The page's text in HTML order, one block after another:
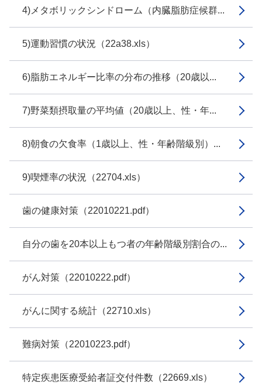
4)メタボリックシンドローム（内臓脂肪症候群...
5)運動習慣の状況（22a38.xls）
6)脂肪エネルギー比率の分布の推移（20歳以...
7)野菜類摂取量の平均値（20歳以上、性・年...
8)朝食の欠食率（1歳以上、性・年齢階級別）...
9)喫煙率の状況（22704.xls）
歯の健康対策（22010221.pdf）
自分の歯を20本以上もつ者の年齢階級別割合の...
がん対策（22010222.pdf）
がんに関する統計（22710.xls）
難病対策（22010223.pdf）
特定疾患医療受給者証交付件数（22669.xls）